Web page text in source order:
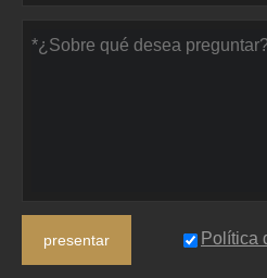
presentar Política